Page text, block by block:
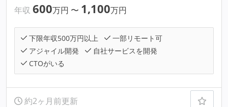
年収 600万円 〜 1,100万円
下限年収500万円以上
一部リモート可
アジャイル開発
自社サービスを開発
CTOがいる
約2ヶ月前更新